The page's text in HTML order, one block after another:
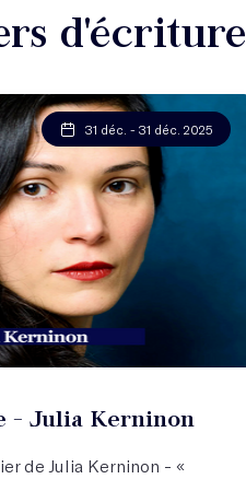
d'écriture
31 déc. - 31 déc. 2025
- Julia Kerninon
de Julia Kerninon - «